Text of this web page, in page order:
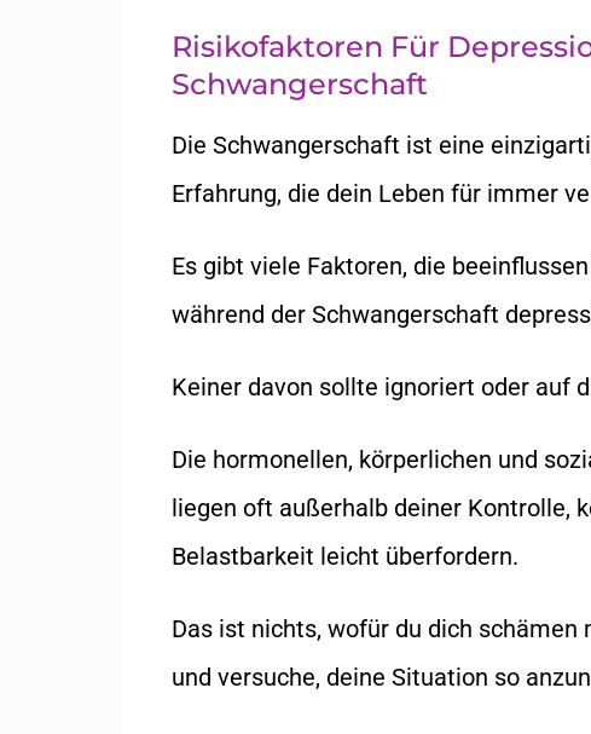
Risikofaktoren Für
Schwangerschaft
Die Schwangerschaft ist eine
Erfahrung, die dein Leben für immer
Es gibt viele Faktoren, die
während der Schwangerschaft
Keiner davon sollte ignoriert oder auf
Die hormonellen, körperlichen und
liegen oft außerhalb deiner Kontrolle,
Belastbarkeit leicht überfordern.
Das ist nichts, wofür du dich
und versuche, deine Situation so